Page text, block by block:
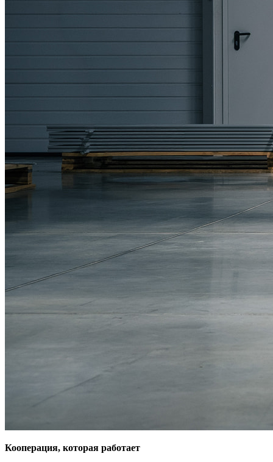
Кооперация, которая работает